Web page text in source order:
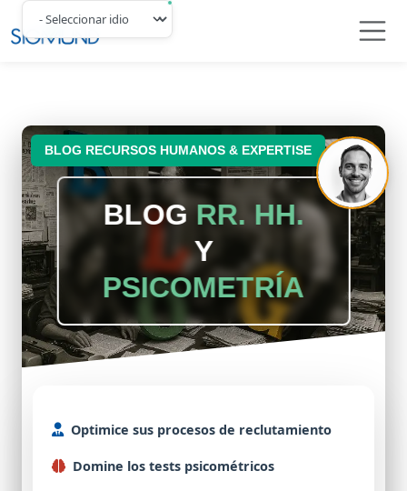
Navbar
BLOG RECURSOS HUMANOS & EXPERTISE
BLOG RR. HH.
Y
PSICOMETRÍA
Optimice sus procesos de reclutamiento
Domine los tests psicométricos